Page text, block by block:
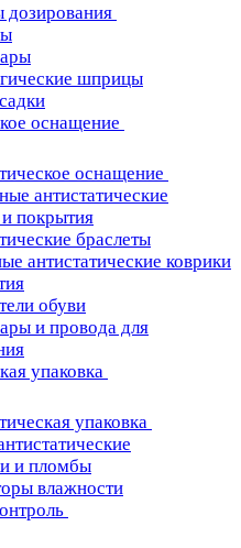
дозирования
шприцы
оснащение
оснащение
антистатические
покрытия
браслеты
антистатические коврики
обуви
и провода для
упаковка
упаковка
и пломбы
влажности